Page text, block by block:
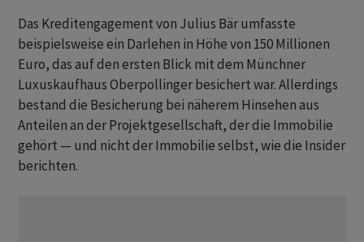
Das Kreditengagement von Julius Bär umfasste
beispielsweise ein Darlehen in Höhe von 150 Millionen
Euro, das auf den ersten Blick mit dem Münchner
Luxuskaufhaus Oberpollinger besichert war. Allerdings
bestand die Besicherung bei näherem Hinsehen aus
Anteilen an der Projektgesellschaft, der die Immobilie
gehört — und nicht der Immobilie selbst, wie die Insider
berichten.